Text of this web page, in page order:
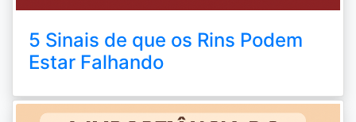
5 Sinais de que os Rins Podem
Estar Falhando